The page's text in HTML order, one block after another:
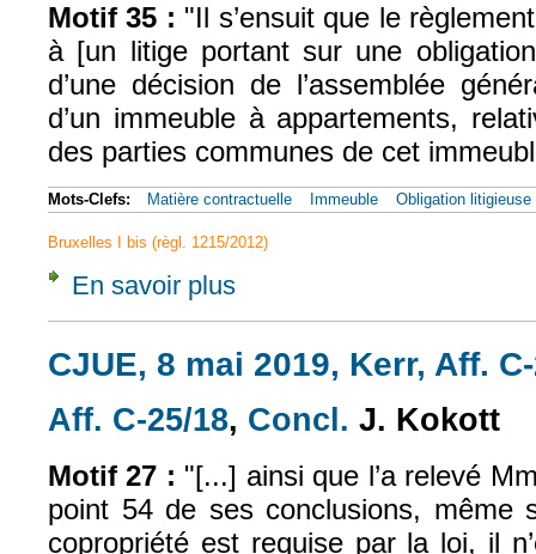
Motif 35 : "Il s’ensuit que le
à [un litige portant sur une
d’une décision de l’assemblée
d’un immeuble à appartements,
des parties communes de cet
Mots-Clefs: Matière contractuelle Immeuble Obligation litigieuse
Bruxelles I bis (règl. 1215/2012)
En savoir plus
CJUE, 8 mai 2019, Kerr, Aff.
Aff. C-25/18 (le lien est externe)
, Concl. (le lien est
J. Kokott
Motif 27 : "[...] ainsi que l’a relevé
point 54 de ses conclusions, même
copropriété est requise par la loi, il